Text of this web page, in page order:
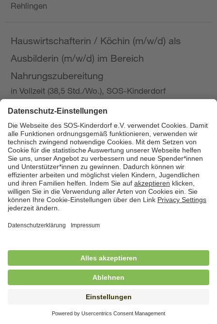
Rehlingen
Hauswirtschafterin / Köchin (m/w/d) als
Ausbilderin (m/w/d) im Bereich
Nahrungszubereitung
in Vollzeit (38,5 Std./Wo.), SOS-Kinderdorf
Hauswirtschaftskraft (m/w/d)
in Teilzeit (mind. 20 - max. 30 Std./.Wo.), SOS-
Kinderdorf Essen, Essen
Hauswirtschaftskraft (m/w/d)
Kinderdorf Dortmund, Hagen
Hauswirtschaftskraft (m/w/d) für
in unbefristeter Anstellung, Teilzeit (19,25 Std./Wo.),